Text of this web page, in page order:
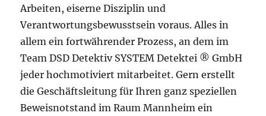
Arbeiten, eiserne Disziplin und
Verantwortungsbewusstsein voraus. Alles in
allem ein fortwährender Prozess, an dem im
Team DSD Detektiv SYSTEM Detektei ® GmbH
jeder hochmotiviert mitarbeitet. Gern erstellt
die Geschäftsleitung für Ihren ganz speziellen
Beweisnotstand im Raum Mannheim ein